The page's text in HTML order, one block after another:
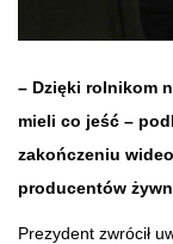
– Dzięki rolnikom
mieli co jeść –
zakończeniu
producentów
Prezydent zwrócił